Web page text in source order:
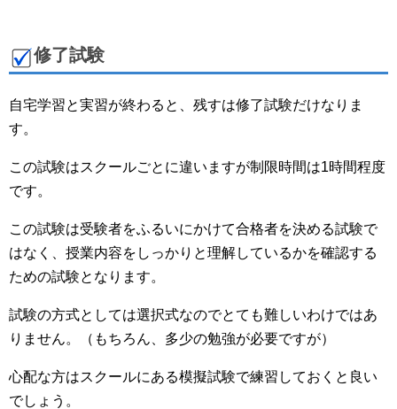
修了試験
自宅学習と実習が終わると、残すは修了試験だけなりま
す。
この試験はスクールごとに違いますが制限時間は1時間程度
です。
この試験は受験者をふるいにかけて合格者を決める試験で
はなく、授業内容をしっかりと理解しているかを確認する
ための試験となります。
試験の方式としては選択式なのでとても難しいわけではあ
りません。（もちろん、多少の勉強が必要ですが）
心配な方はスクールにある模擬試験で練習しておくと良い
でしょう。